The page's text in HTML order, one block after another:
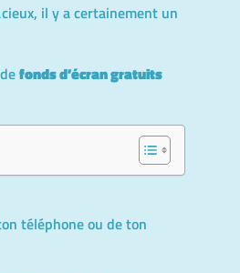
il y a certainement un
fonds d’écran gratuits
téléphone ou de ton